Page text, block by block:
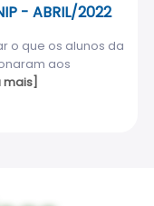
- ABRIL/2022
o que os alunos da
aos
mais]